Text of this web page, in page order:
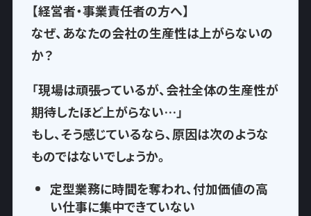
【経営者・事業責任者の方へ】
なぜ、あなたの会社の生産性は上がらないの
か？
「現場は頑張っているが、会社全体の生産性が
期待したほど上がらない…」
もし、そう感じているなら、原因は次のような
ものではないでしょうか。
定型業務に時間を奪われ、付加価値の高
い仕事に集中できていない